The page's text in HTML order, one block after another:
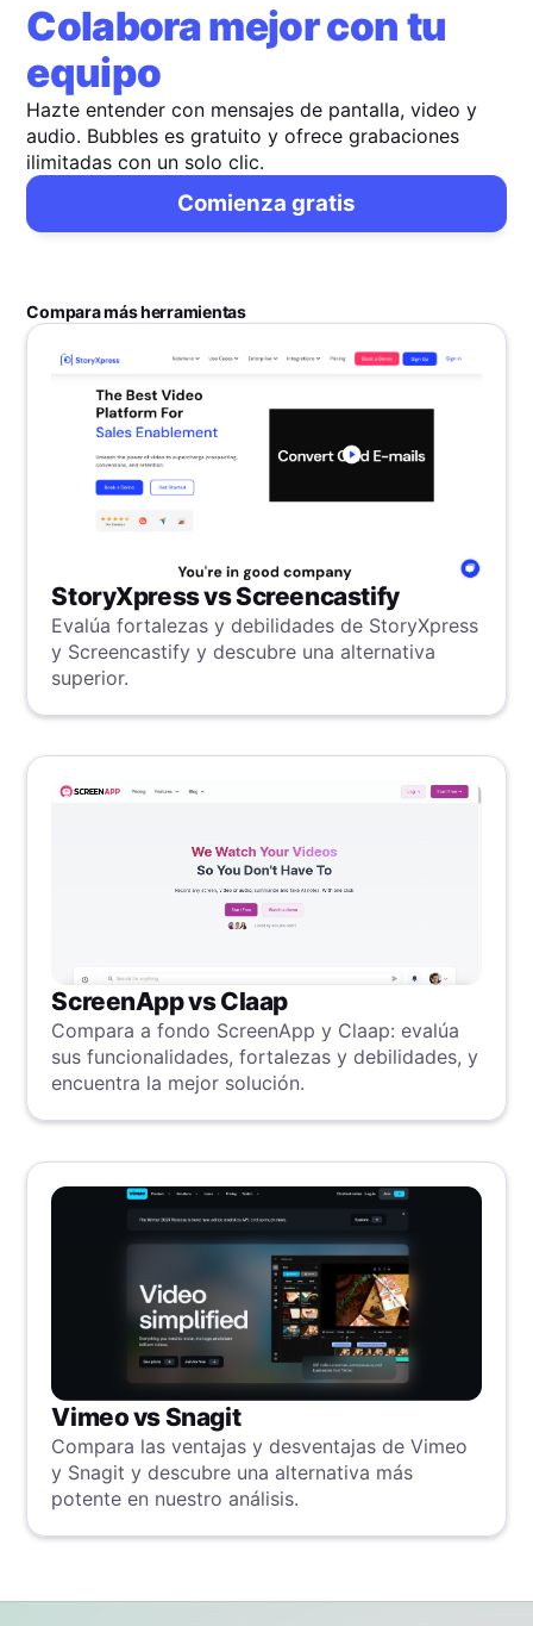
Colabora mejor con tu
equipo
Hazte entender con mensajes de pantalla, video y
audio. Bubbles es gratuito y ofrece grabaciones
ilimitadas con un solo clic.
Comienza gratis
Compara más herramientas
StoryXpress vs Screencastify
Evalúa fortalezas y debilidades de StoryXpress
y Screencastify y descubre una alternativa
superior.
ScreenApp vs Claap
Compara a fondo ScreenApp y Claap: evalúa
sus funcionalidades, fortalezas y debilidades, y
encuentra la mejor solución.
Vimeo vs Snagit
Compara las ventajas y desventajas de Vimeo
y Snagit y descubre una alternativa más
potente en nuestro análisis.